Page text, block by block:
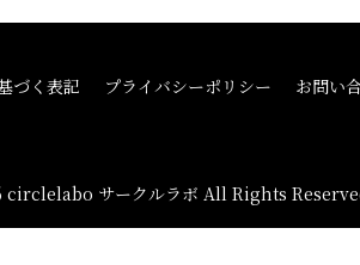
づく表記 プライバシーポリシー お問い
サークルラボ All Rights